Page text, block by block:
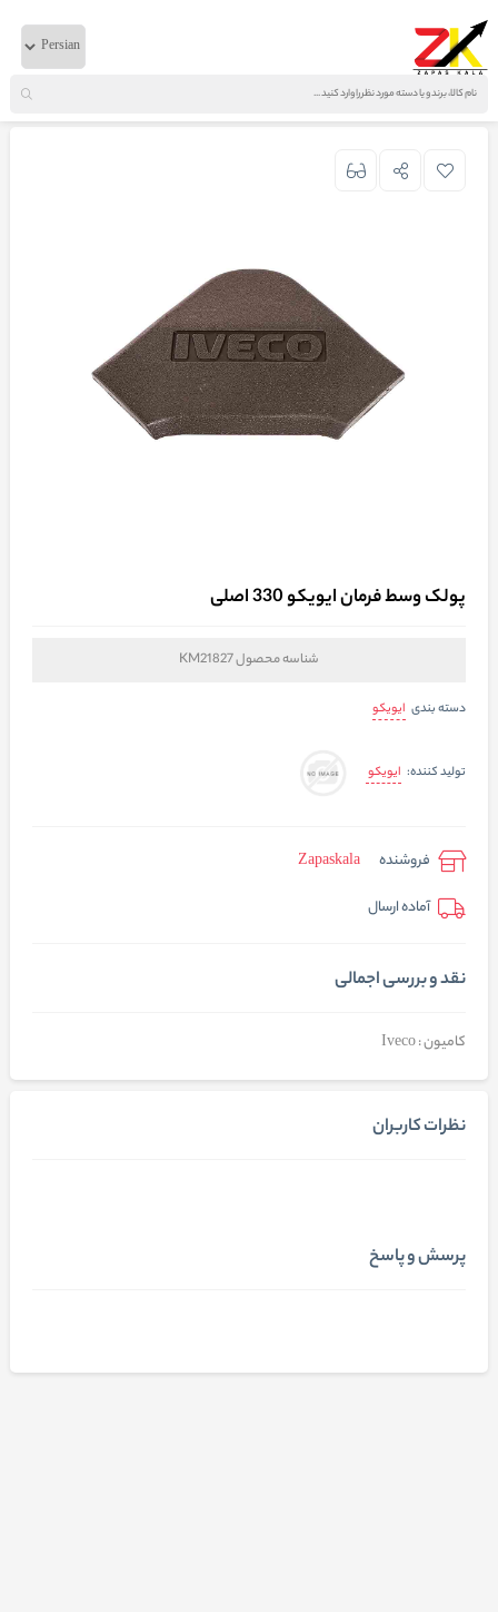
خانه لوازم بدنه ایویکو پولک وسط فرمان ایویکو 330 اصلی
پولک وسط فرمان ایویکو 330 اصلی
شناسه محصولKM21827
دسته بندی ایویکو
تولید کننده: ایویکو
فروشنده
Zapaskala
آماده ارسال
نقد و بررسی اجمالی
کامیون : Iveco
نظرات کاربران
پرسش و پاسخ